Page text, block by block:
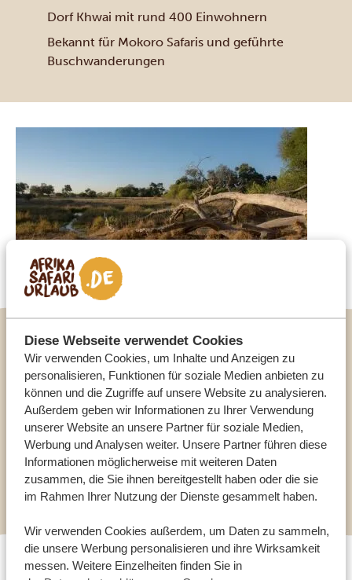
Diese Webseite verwendet Cookies
Wir verwenden Cookies, um Inhalte und Anzeigen zu
personalisieren, Funktionen für soziale Medien anbieten zu
können und die Zugriffe auf unsere Website zu analysieren.
Außerdem geben wir Informationen zu Ihrer Verwendung
unserer Website an unsere Partner für soziale Medien,
Werbung und Analysen weiter. Unsere Partner führen diese
Informationen möglicherweise mit weiteren Daten
zusammen, die Sie ihnen bereitgestellt haben oder die sie
im Rahmen Ihrer Nutzung der Dienste gesammelt haben.
Wir verwenden Cookies außerdem, um Daten zu sammeln,
die unsere Werbung personalisieren und ihre Wirksamkeit
messen. Weitere Einzelheiten finden Sie in
Dorf Khwai mit rund 400 Einwohnern
Bekannt für Mokoro Safaris und geführte
Buschwanderungen
Aktivitäten in der Khwai Community Concession
Pirschfahrten
Nachtpirschfahrten
Fußpirsch
Traditionelle Mokoro Safaris (in einem
handgeschnitzen Kani)
Kulturelle Erlebnisse / Khwai Dorfbesuche